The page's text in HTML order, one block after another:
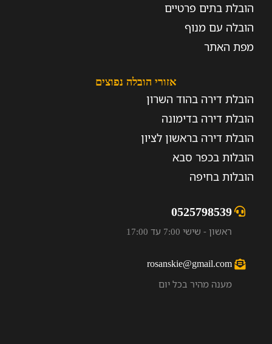
הובלת בתים פרטיים
הובלה עם מנוף
מפת האתר
אזורי הובלה נפוצים
הובלת דירה בהוד השרון
הובלת דירה בדימונה
הובלת דירה בראשון לציון
הובלות בכפר סבא
הובלות בחיפה
0525798539
ראשון - שישי 7:00 עד 17:00
rosanskie@gmail.com
מענה מהיר בכל יום